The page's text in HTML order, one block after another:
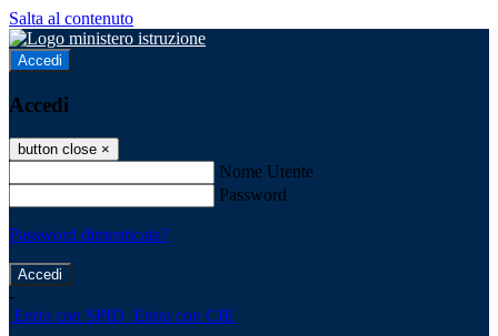
Salta al contenuto
Accedi
Accedi
button close ×
Nome Utente
Password
Password dimenticata?
-
Entra con SPID Entra con CIE